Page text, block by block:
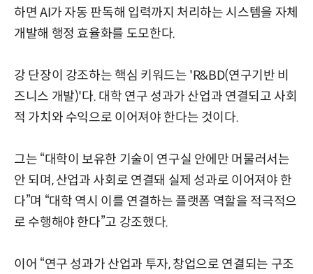
하면 AI가 자동 판독해 입력까지 처리하는 시스템을 자체
개발해 행정 효율화를 도모한다.
강 단장이 강조하는 핵심 키워드는 'R&BD(연구기반 비
즈니스 개발)'다. 대학 연구 성과가 산업과 연결되고 사회
적 가치와 수익으로 이어져야 한다는 것이다.
그는 “대학이 보유한 기술이 연구실 안에만 머물러서는
안 되며, 산업과 사회로 연결돼 실제 성과로 이어져야 한
다”며 “대학 역시 이를 연결하는 플랫폼 역할을 적극적으
로 수행해야 한다”고 강조했다.
이어 “연구 성과가 산업과 투자, 창업으로 연결되는 구조